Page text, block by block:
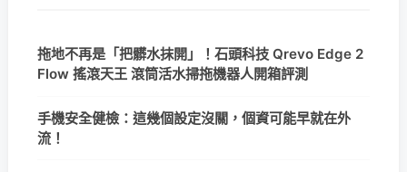
拖地不再是「把髒水抹開」！石頭科技 Qrevo Edge 2
Flow 搖滾天王 滾筒活水掃拖機器人開箱評測
手機安全健檢：這幾個設定沒關，個資可能早就在外
流！